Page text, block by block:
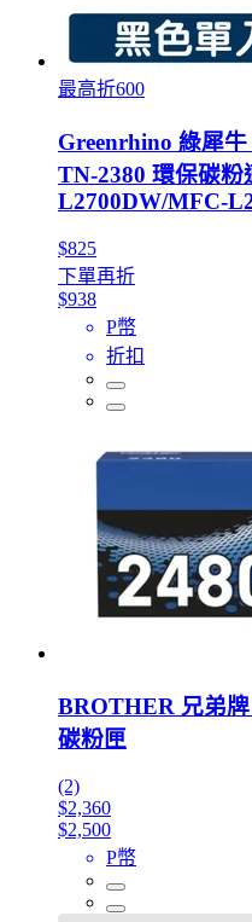
最高折600
Greenrhino 綠犀
TN-2380 環保碳
L2700DW/MFC-
$825
下單再折
$938
P幣
折扣
BROTHER 兄弟
碳粉匣
(2)
$2,360
$2,500
P幣